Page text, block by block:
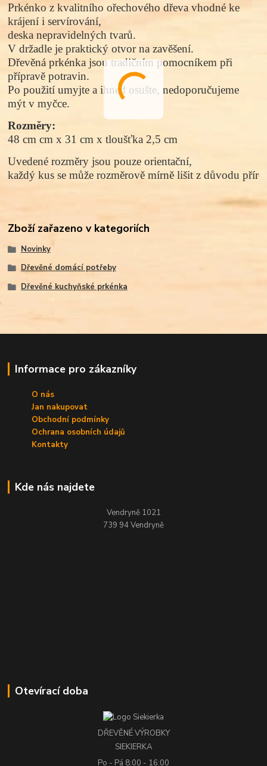
Prkénko z kvalitníhoořechového dřeva vhodné ke
krájení i servírování,
deska nepravidelných tvarů.
V držadle je praktický otvor na zavěšení.
Dřevěná prkénka jsou tradičním pomocníkem při
přípravě potravin.
Po použití umyjte a ihned osušte, nedoporučujeme
mýt v myčce.
Rozměry:
48 cm cm x 31 cm x tloušťka 2,5 cm
Uvedené rozměry jsou pouze orientační,
každý kus se může rozměrově mírně lišit z důvodu
Zboží zařazeno v kategoriích
Novinky
Dřevěné domácí potřeby
Dřevěné kuchyňské prkénka
Informace pro zákazníky
O nás
Jan nakupovat
Obchodní podmínky
Ochrana osobních údajů
Kontakty
Kde nás najdete
Vendryně 1021
739 94 Vendryně
Otevírací doba
DŘEVĚNÉ VÝROBKY
SIEKIERKA
Po - Pá 8:00 - 16:00